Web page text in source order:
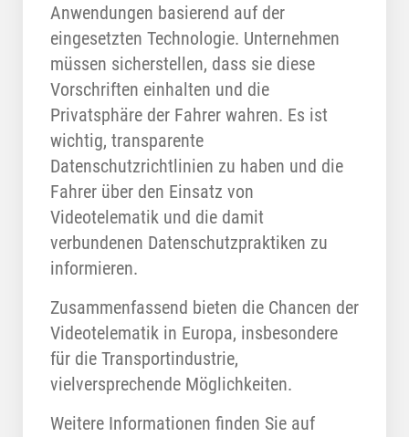
Anwendungen basierend auf der
eingesetzten Technologie. Unternehmen
müssen sicherstellen, dass sie diese
Vorschriften einhalten und die
Privatsphäre der Fahrer wahren. Es ist
wichtig, transparente
Datenschutzrichtlinien zu haben und die
Fahrer über den Einsatz von
Videotelematik und die damit
verbundenen Datenschutzpraktiken zu
informieren.
Zusammenfassend bieten die Chancen der
Videotelematik in Europa, insbesondere
für die Transportindustrie,
vielversprechende Möglichkeiten.
Weitere Informationen finden Sie auf